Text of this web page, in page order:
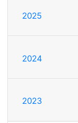
2025
2024
2023